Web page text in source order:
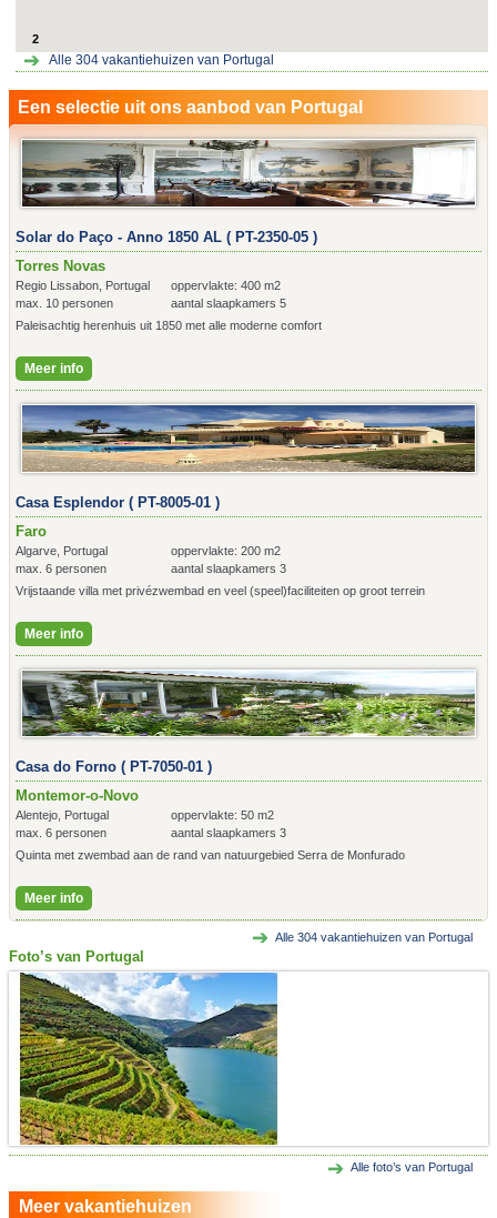
2
Alle 304 vakantiehuizen van Portugal
Een selectie uit ons aanbod van Portugal
Solar do Paço - Anno 1850 AL ( PT-2350-05 )
Torres Novas
Regio Lissabon, Portugal
oppervlakte: 400 m2
max. 10 personen
aantal slaapkamers 5
Paleisachtig herenhuis uit 1850 met alle moderne comfort
Meer info
Casa Esplendor ( PT-8005-01 )
Faro
Algarve, Portugal
oppervlakte: 200 m2
max. 6 personen
aantal slaapkamers 3
Vrijstaande villa met privézwembad en veel (speel)faciliteiten op groot terrein
Meer info
Casa do Forno ( PT-7050-01 )
Montemor-o-Novo
Alentejo, Portugal
oppervlakte: 50 m2
max. 6 personen
aantal slaapkamers 3
Quinta met zwembad aan de rand van natuurgebied Serra de Monfurado
Meer info
Alle 304 vakantiehuizen van Portugal
Foto’s van Portugal
Alle foto’s van Portugal
Meer vakantiehuizen